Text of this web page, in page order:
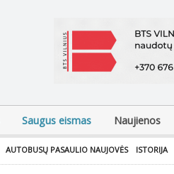
Saugus eismas Naujienos
AUTOBUSŲ PASAULIO NAUJOVĖS ISTORIJA